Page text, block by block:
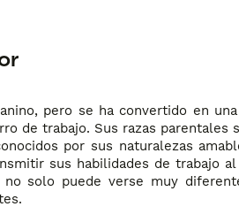
pero se ha convertido en
de trabajo. Sus razas parentales
por sus naturalezas
sus habilidades de trabajo
no solo puede verse muy